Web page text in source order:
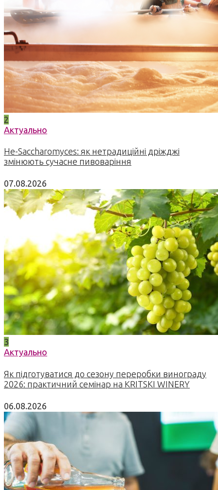
2
Актуально
Не-Saccharomyces: як нетрадиційні дріжджі
змінюють сучасне пивоваріння
07.08.2026
3
Актуально
Як підготуватися до сезону переробки винограду
2026: практичний семінар на KRITSKI WINERY
06.08.2026